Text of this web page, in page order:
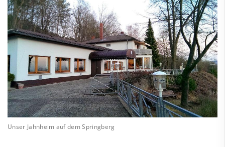
Unser Jahnheim auf dem Springberg